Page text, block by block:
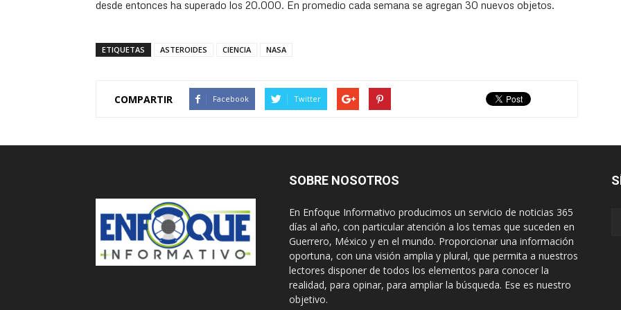
desde entonces ha superado los 20.000. En promedio cada semana se agregan 30 nuevos objetos.
ETIQUETAS ASTEROIDES CIENCIA NASA
COMPARTIR Facebook Twitter
SOBRE NOSOTROS
En Enfoque Informativo producimos un servicio de noticias 365
días al año, con particular atención a los temas que suceden en
Guerrero, México y en el mundo. Proporcionar una información
oportuna, con una visión amplia y plural, que permita a nuestros
lectores disponer de todos los elementos para conocer la
realidad, para opinar, para ampliar la búsqueda. Ese es nuestro
objetivo.